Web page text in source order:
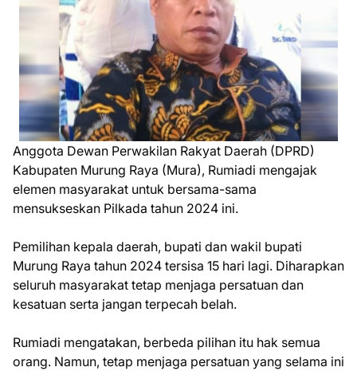
Anggota Dewan Perwakilan Rakyat Daerah (DPRD)
Kabupaten Murung Raya (Mura), Rumiadi mengajak
elemen masyarakat untuk bersama-sama
mensukseskan Pilkada tahun 2024 ini.
Pemilihan kepala daerah, bupati dan wakil bupati
Murung Raya tahun 2024 tersisa 15 hari lagi. Diharapkan
seluruh masyarakat tetap menjaga persatuan dan
kesatuan serta jangan terpecah belah.
Rumiadi mengatakan, berbeda pilihan itu hak semua
orang. Namun, tetap menjaga persatuan yang selama ini